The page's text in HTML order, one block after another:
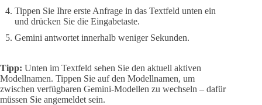
Tippen Sie Ihre erste Anfrage in das Textfeld unten ein
und drücken Sie die Eingabetaste.
Gemini antwortet innerhalb weniger Sekunden.
Tipp: Unten im Textfeld sehen Sie den aktuell aktiven
Modellnamen. Tippen Sie auf den Modellnamen, um
zwischen verfügbaren Gemini-Modellen zu wechseln – dafür
müssen Sie angemeldet sein.